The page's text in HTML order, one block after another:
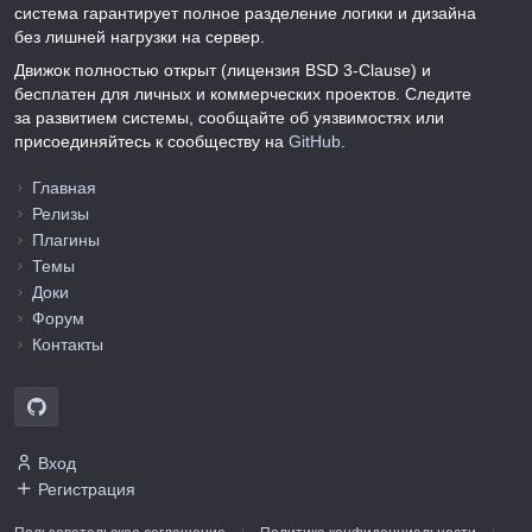
система гарантирует полное разделение логики и дизайна
без лишней нагрузки на сервер.
Движок полностью открыт (лицензия BSD 3-Clause) и
бесплатен для личных и коммерческих проектов. Следите
за развитием системы, сообщайте об уязвимостях или
присоединяйтесь к сообществу на GitHub
Главная
Релизы
Плагины
Темы
Доки
Форум
Контакты
Вход
Регистрация